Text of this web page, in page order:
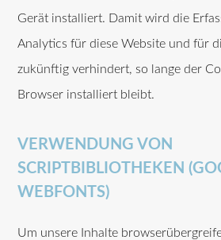
Gerät installiert. Damit wird die
Analytics für diese Website und für
zukünftig verhindert, so lange der
Browser installiert bleibt.
VERWENDUNG VON
SCRIPTBIBLIOTHEKEN
WEBFONTS)
Um unsere Inhalte